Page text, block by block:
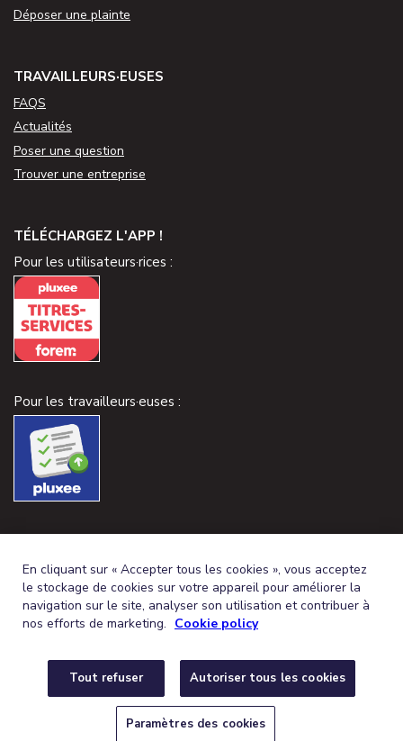
Déposer une plainte
TRAVAILLEURS·EUSES
FAQS
Actualités
Poser une question
Trouver une entreprise
TÉLÉCHARGEZ L'APP !
Pour les utilisateurs·rices :
Pour les travailleurs·euses :
FRENCH (BELGIUM)
DEDEUTSCH (BELGIEN)
CONDITIONS GÉNÉRALES
PROTECTION DE LA VIE PRIVÉE
En cliquant sur « Accepter tous les cookies », vous acceptez
le stockage de cookies sur votre appareil pour améliorer la
navigation sur le site, analyser son utilisation et contribuer à
nos efforts de marketing. Cookie policy
Tout refuser Autoriser tous les cookies
Paramètres des cookies